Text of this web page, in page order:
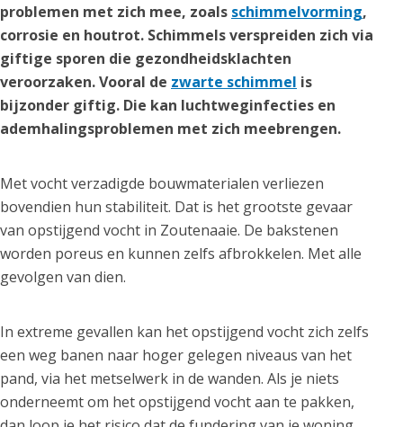
problemen met zich mee, zoals schimmelvorming,
corrosie en houtrot. Schimmels verspreiden zich via
giftige sporen die gezondheidsklachten
veroorzaken. Vooral de zwarte schimmel is
bijzonder giftig. Die kan luchtweginfecties en
ademhalingsproblemen met zich meebrengen.
Met vocht verzadigde bouwmaterialen verliezen
bovendien hun stabiliteit. Dat is het grootste gevaar
van opstijgend vocht in Zoutenaaie. De bakstenen
worden poreus en kunnen zelfs afbrokkelen. Met alle
gevolgen van dien.
In extreme gevallen kan het opstijgend vocht zich zelfs
een weg banen naar hoger gelegen niveaus van het
pand, via het metselwerk in de wanden. Als je niets
onderneemt om het opstijgend vocht aan te pakken,